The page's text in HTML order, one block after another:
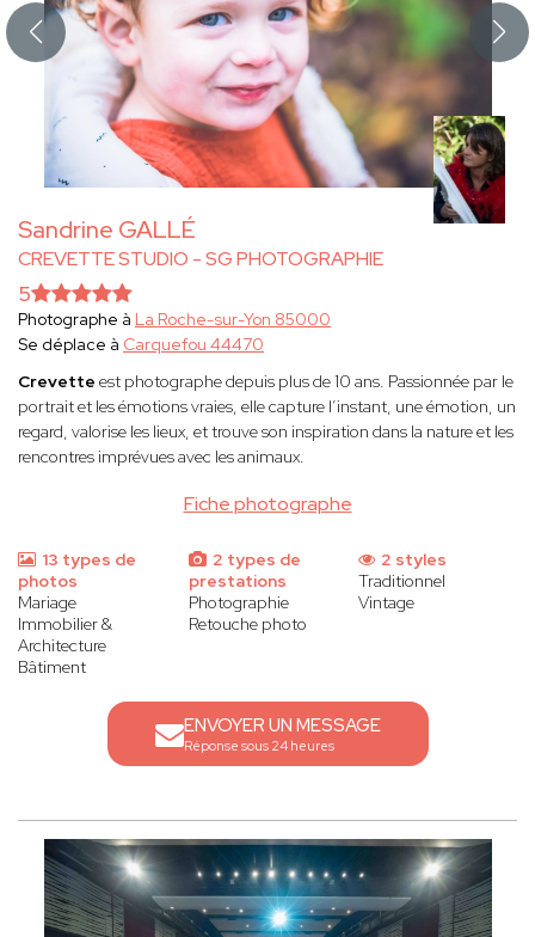
Sandrine GALLÉ
CREVETTE STUDIO - SG PHOTOGRAPHIE
Fiche photographe
5
Photographe à La Roche-sur-Yon 85000
Se déplace à Carquefou 44470
Crevette est photographe depuis plus de 10 ans. Passionnée par le
portrait et les émotions vraies, elle capture l’instant, une émotion, un
regard, valorise les lieux, et trouve son inspiration dans la nature et les
rencontres imprévues avec les animaux.
13 types de
photos
Mariage
Immobilier &
Architecture
Bâtiment
2 types de
prestations
Photographie
Retouche photo
2 styles
Traditionnel
Vintage
ENVOYER UN MESSAGE
Réponse sous 24 heures